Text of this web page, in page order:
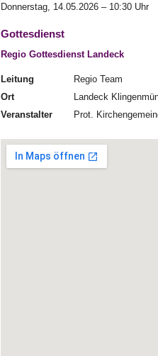
Donnerstag, 14.05.2026 – 10:30 Uhr
Gottesdienst
Regio Gottesdienst Landeck
Leitung
Regio Team
Ort
Landeck
Veranstalter
Prot.